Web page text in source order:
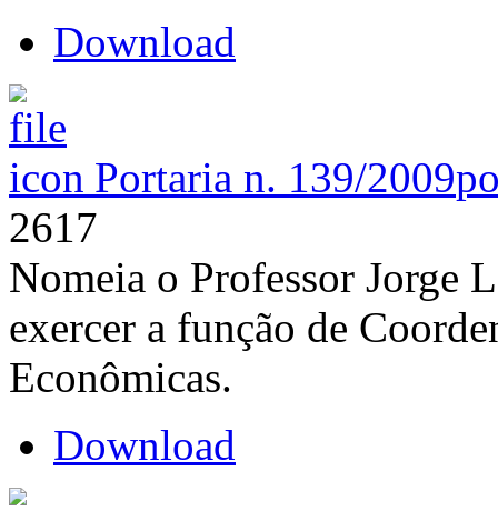
Download
Portaria n. 139/2009
2617
Nomeia o Professor Jorge
exercer a função de
Econômicas.
Download